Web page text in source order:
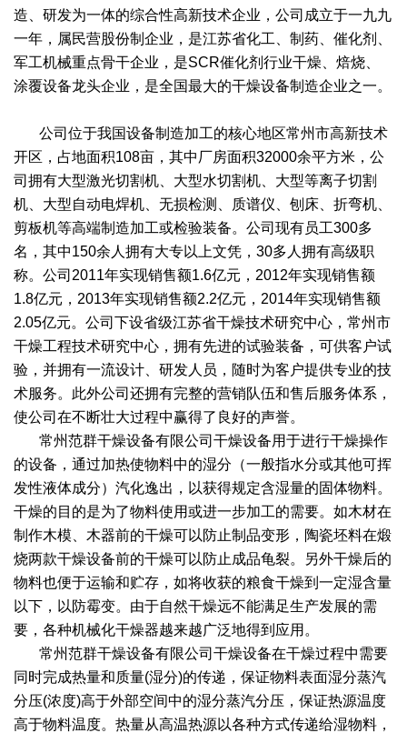
桨叶式干燥系列
载体干燥系列
滚筒干燥系列
沸腾干燥系列
烘箱干燥系列
管束干燥系列
干燥配套装置
公益支持
社会责任报告
社会责任
联系我们
造、研发为一体的综合性高新技术企业，公司成立于一九九
一年，属民营股份制企业，是江苏省化工、制药、催化剂、
军工机械重点骨干企业，是SCR催化剂行业干燥、焙烧、
涂覆设备龙头企业，是全国最大的干燥设备制造企业之一。
公司位于我国设备制造加工的核心地区常州市高新技术
开区，占地面积108亩，其中厂房面积32000余平方米，公
司拥有大型激光切割机、大型水切割机、大型等离子切割
机、大型自动电焊机、无损检测、质谱仪、刨床、折弯机、
剪板机等高端制造加工或检验装备。公司现有员工300多
名，其中150余人拥有大专以上文凭，30多人拥有高级职
称。公司2011年实现销售额1.6亿元，2012年实现销售额
1.8亿元，2013年实现销售额2.2亿元，2014年实现销售额
2.05亿元。公司下设省级江苏省干燥技术研究中心，常州市
干燥工程技术研究中心，拥有先进的试验装备，可供客户试
验，并拥有一流设计、研发人员，随时为客户提供专业的技
术服务。此外公司还拥有完整的营销队伍和售后服务体系，
使公司在不断壮大过程中赢得了良好的声誉。
常州范群干燥设备有限公司干燥设备用于进行干燥操作
的设备，通过加热使物料中的湿分（一般指水分或其他可挥
发性液体成分）汽化逸出，以获得规定含湿量的固体物料。
干燥的目的是为了物料使用或进一步加工的需要。如木材在
制作木模、木器前的干燥可以防止制品变形，陶瓷坯料在煅
烧两款干燥设备前的干燥可以防止成品龟裂。另外干燥后的
物料也便于运输和贮存，如将收获的粮食干燥到一定湿含量
以下，以防霉变。由于自然干燥远不能满足生产发展的需
要，各种机械化干燥器越来越广泛地得到应用。
常州范群干燥设备有限公司干燥设备在干燥过程中需要
同时完成热量和质量(湿分)的传递，保证物料表面湿分蒸汽
分压(浓度)高于外部空间中的湿分蒸汽分压，保证热源温度
高于物料温度。热量从高温热源以各种方式传递给湿物料，